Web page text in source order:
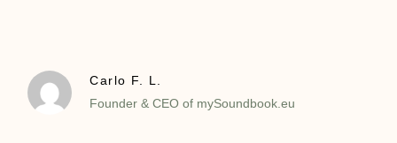
Carlo F. L.
Founder & CEO of mySoundbook.eu